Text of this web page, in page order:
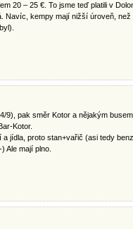
20 – 25 €. To jsme teď platili v
Navíc, kempy mají nižší úroveň,
9), pak směr Kotor a nějakým
Kotor.
jídla, proto stan+vařič (asi tedy
Ale mají plno.